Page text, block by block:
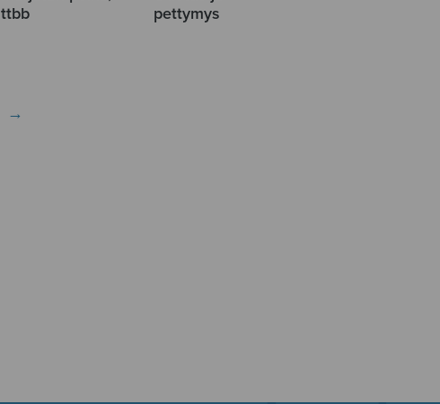
ttbb
pettymys
→